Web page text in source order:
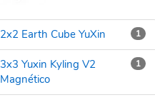
1
2x2 Earth Cube YuXin
1
3x3 Yuxin Kyling V2
Magnético